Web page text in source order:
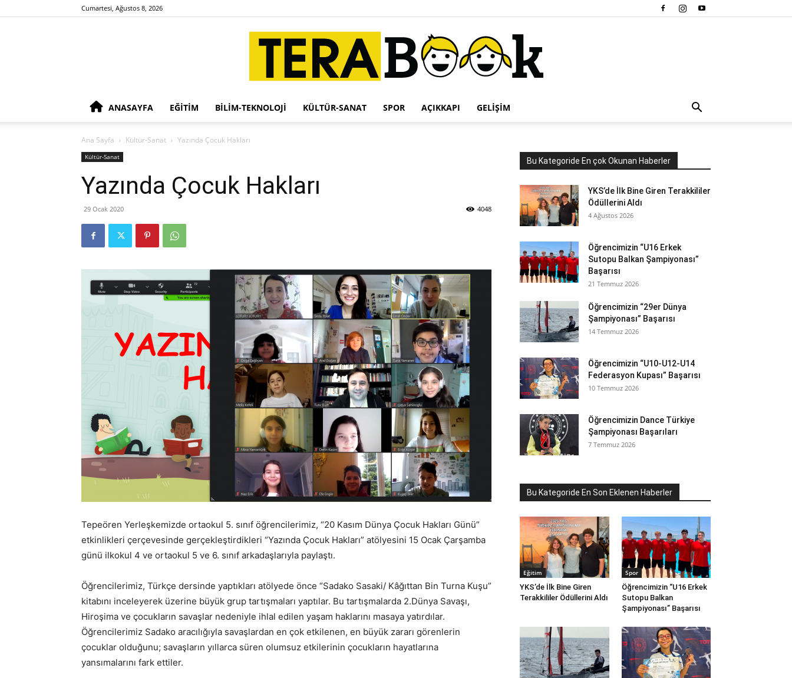
Cumartesi, Ağustos 8, 2026
ANASAYFA EĞITIM BILIM-TEKNOLOJI KÜLTÜR-SANAT SPOR AÇIKKAPI GELIŞIM
Ana Sayfa Kültür-Sanat Yazında Çocuk Hakları
Kültür-Sanat
Yazında Çocuk Hakları
29 Ocak 2020 4048
Tepeören Yerleşkemizde ortaokul 5. sınıf öğrencilerimiz, “20 Kasım Dünya Çocuk Hakları Günü”
etkinlikleri çerçevesinde gerçekleştirdikleri “Yazında Çocuk Hakları” atölyesini 15 Ocak Çarşamba
günü ilkokul 4 ve ortaokul 5 ve 6. sınıf arkadaşlarıyla paylaştı.
Öğrencilerimiz, Türkçe dersinde yaptıkları atölyede önce “Sadako Sasaki/ Kâğıttan Bin Turna Kuşu”
kitabını inceleyerek üzerine büyük grup tartışmaları yaptılar. Bu tartışmalarda 2.Dünya Savaşı,
Hiroşima ve çocukların savaşlar nedeniyle ihlal edilen yaşam haklarını masaya yatırdılar.
Öğrencilerimiz Sadako aracılığıyla savaşlardan en çok etkilenen, en büyük zararı görenlerin
çocuklar olduğunu; savaşların yıllarca süren olumsuz etkilerinin çocukların hayatlarına
yansımalarını fark ettiler.
Bu Kategoride En çok Okunan Haberler
YKS’de İlk Bine Giren Terakkililer
Ödüllerini Aldı
4 Ağustos 2026
Öğrencimizin “U16 Erkek
Sutopu Balkan Şampiyonası”
Başarısı
21 Temmuz 2026
Öğrencimizin “29er Dünya
Şampiyonası” Başarısı
14 Temmuz 2026
Öğrencimizin “U10-U12-U14
Federasyon Kupası” Başarısı
10 Temmuz 2026
Öğrencimizin Dance Türkiye
Şampiyonası Başarıları
7 Temmuz 2026
Bu Kategoride En Son Eklenen Haberler
Eğitim
YKS’de İlk Bine Giren
Terakkililer Ödüllerini Aldı
Spor
Öğrencimizin “U16 Erkek
Sutopu Balkan
Şampiyonası” Başarısı